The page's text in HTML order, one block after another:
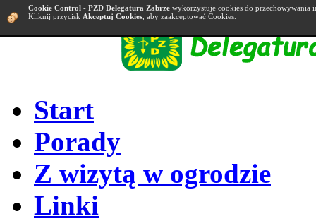
Start
Porady
Z wizytą w ogrodzie
Linki
Cookie Control - PZD Delegatura Zabrze wykorzystuje cookies do przechowywania
Kliknij przycisk Akceptuj Cookies , aby zaakceptować Cookies.